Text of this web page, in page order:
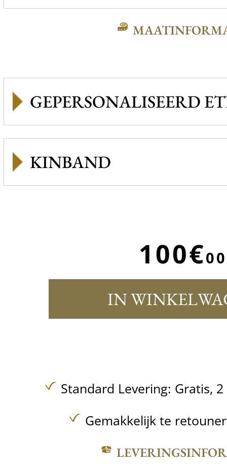
GEPERSONALISEERD
KINBAND
100€00
IN
Standard Levering: Gratis,
Gemakkelijk te